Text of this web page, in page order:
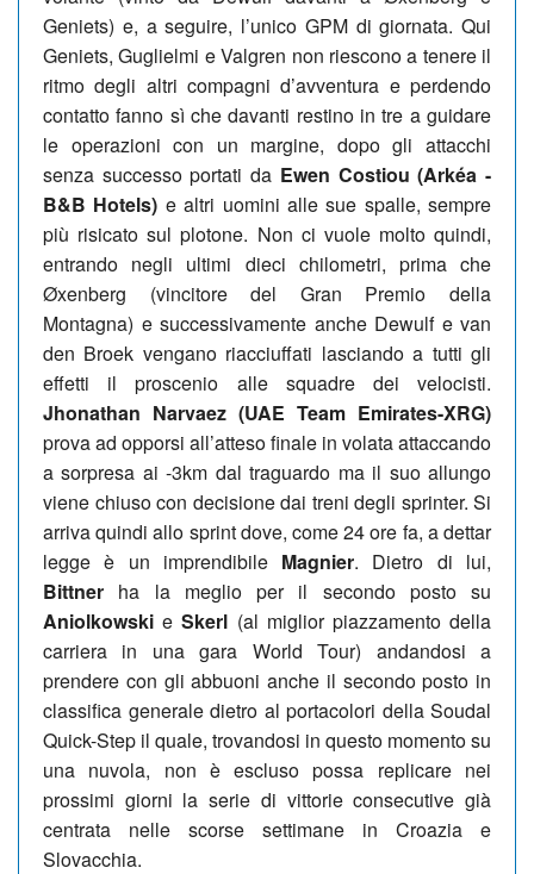
Geniets) e, a seguire, l’unico GPM di giornata. Qui
Geniets, Guglielmi e Valgren non riescono a tenere il
ritmo degli altri compagni d’avventura e perdendo
contatto fanno sì che davanti restino in tre a guidare
le operazioni con un margine, dopo gli attacchi
senza successo portati da Ewen Costiou (Arkéa -
B&B Hotels) e altri uomini alle sue spalle, sempre
più risicato sul plotone. Non ci vuole molto quindi,
entrando negli ultimi dieci chilometri, prima che
Øxenberg (vincitore del Gran Premio della
Montagna) e successivamente anche Dewulf e van
den Broek vengano riacciuffati lasciando a tutti gli
effetti il proscenio alle squadre dei velocisti.
Jhonathan Narvaez (UAE Team Emirates-XRG)
prova ad opporsi all’atteso finale in volata attaccando
a sorpresa ai -3km dal traguardo ma il suo allungo
viene chiuso con decisione dai treni degli sprinter. Si
arriva quindi allo sprint dove, come 24 ore fa, a dettar
legge è un imprendibile Magnier. Dietro di lui,
Bittner ha la meglio per il secondo posto su
Aniolkowski eSkerl (al miglior piazzamento della
carriera in una gara World Tour) andandosi a
prendere con gli abbuoni anche il secondo posto in
classifica generale dietro al portacolori della Soudal
Quick-Step il quale, trovandosi in questo momento su
una nuvola, non è escluso possa replicare nei
prossimi giorni la serie di vittorie consecutive già
centrata nelle scorse settimane in Croazia e
Slovacchia.